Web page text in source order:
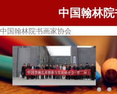
中国翰林
中国翰林院书画家协会